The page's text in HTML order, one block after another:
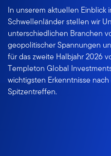
In unserem aktuellen Einblick
Schwellenländer stellen wir
unterschiedlichen Branchen
geopolitischer Spannungen
für das zweite Halbjahr 2026
Templeton Global
wichtigsten Erkenntnisse
Spitzentreffen.